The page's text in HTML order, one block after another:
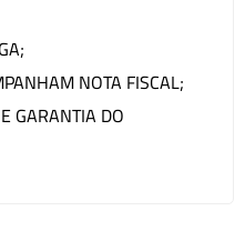
NOTA FISCAL;
GARANTIA DO